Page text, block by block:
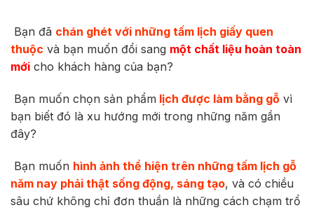
Bạn đã chán ghét với những tấm lịch giấy quen
thuộc và bạn muốn đổi sang một chất liệu hoàn toàn
mới cho khách hàng của bạn?
Bạn muốn chọn sản phẩm lịch được làm bằng gỗ vì
bạn biết đó là xu hướng mới trong những năm gần
đây?
Bạn muốn hình ảnh thể hiện trên những tấm lịch gỗ
năm nay phải thật sống động, sáng tạo, và có chiều
sâu chứ không chỉ đơn thuần là những cách chạm trổ